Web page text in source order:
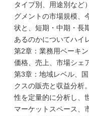
タイプ別、用途別など
グメントの市場規模、
状と、短期・中期・長
あるのかについてハイ
第2章：業務用ベーキ
価格、売上、市場シェ
第3章：地域レベル、
クスの販売と収益分析
性を定量的に分析し、
マーケットスペース、